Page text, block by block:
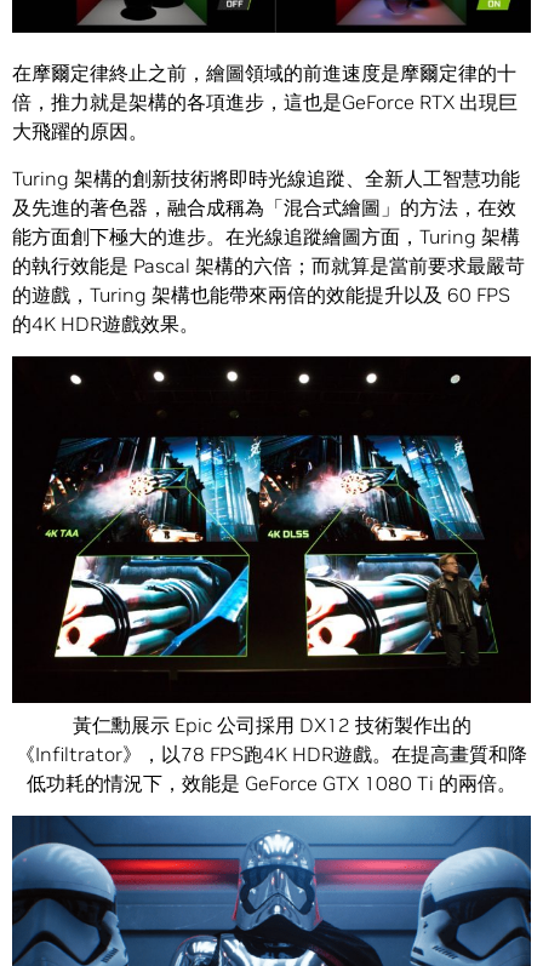
在摩爾定律終止之前，繪圖領域的前進速度是摩爾定律的十
倍，推力就是架構的各項進步，這也是GeForce RTX 出現巨
大飛躍的原因。
Turing 架構的創新技術將即時光線追蹤、全新人工智慧功能
及先進的著色器，融合成稱為「混合式繪圖」的方法，在效
能方面創下極大的進步。在光線追蹤繪圖方面，Turing 架構
的執行效能是 Pascal 架構的六倍；而就算是當前要求最嚴苛
的遊戲，Turing 架構也能帶來兩倍的效能提升以及 60 FPS
的4K HDR遊戲效果。
黃仁勳展示 Epic 公司採用 DX12 技術製作出的
《Infiltrator》，以78 FPS跑4K HDR遊戲。在提高畫質和降
低功耗的情況下，效能是 GeForce GTX 1080 Ti 的兩倍。